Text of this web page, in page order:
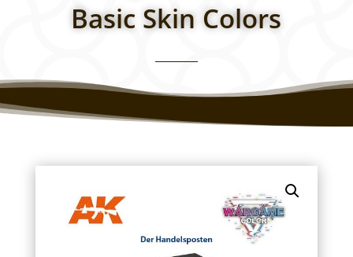
Basic Skin Colors